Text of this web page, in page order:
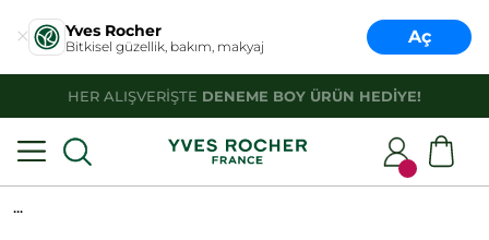
Yves Rocher
Bitkisel güzellik, bakım, makyaj Aç
HER ALIŞVERİŞTE DENEME BOY ÜRÜN HEDİYE!
...